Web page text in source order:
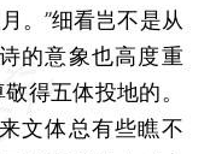
。”细看岂不是从
的意象也高度重
得五体投地的。
文体总有些瞧不